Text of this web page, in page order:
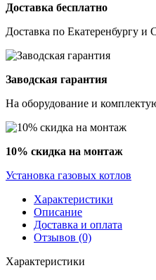
Доставка бесплатно
Доставка по Екатеренбургу и
Заводская гарантия
На оборудование и
10% скидка на монтаж
Установка газовых котлов
Характеристики
Описание
Доставка и оплата
Отзывов (0)
Характеристики